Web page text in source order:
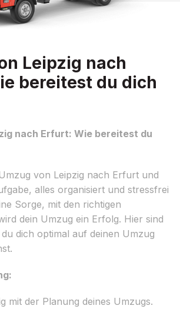
Leipzig nach
bereitest du dich
nach Erfurt: Wie bereitest du
von Leipzig nach Erfurt und
alles organisiert und stressfrei
Sorge, mit den richtigen
dein Umzug ein Erfolg. Hier sind
dich optimal auf deinen Umzug
mit der Planung deines Umzugs.